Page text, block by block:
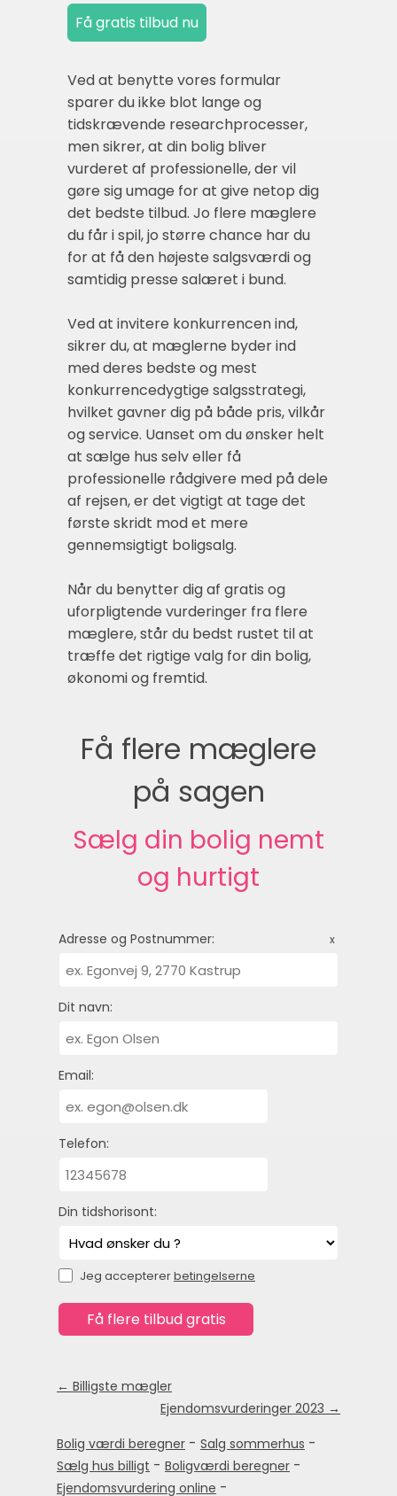
Ved at benytte vores formular
sparer du ikke blot lange og
tidskrævende researchprocesser,
men sikrer, at din bolig bliver
vurderet af professionelle, der vil
gøre sig umage for at give netop dig
det bedste tilbud. Jo flere mæglere
du får i spil, jo større chance har du
for at få den højeste salgsværdi og
samtidig presse salæret i bund.
Ved at invitere konkurrencen ind,
sikrer du, at mæglerne byder ind
med deres bedste og mest
konkurrencedygtige salgsstrategi,
hvilket gavner dig på både pris, vilkår
og service. Uanset om du ønsker helt
at sælge hus selv eller få
professionelle rådgivere med på dele
af rejsen, er det vigtigt at tage det
første skridt mod et mere
gennemsigtigt boligsalg.
Når du benytter dig af gratis og
uforpligtende vurderinger fra flere
mæglere, står du bedst rustet til at
træffe det rigtige valg for din bolig,
økonomi og fremtid.
Få flere mæglere
på sagen
Sælg din bolig nemt
og hurtigt
Adresse og Postnummer: x
Dit navn:
Email:
Telefon:
Din tidshorisont:
Jeg acceptererbetingelserne
← Billigste mægler
Ejendomsvurderinger 2023 →
Bolig værdi beregner - Salg sommerhus -
Sælg hus billigt - Boligværdi beregner -
Ejendomsvurdering online -